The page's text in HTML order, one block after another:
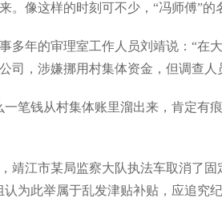
。像这样的时刻可不少，“冯师傅”的
多年的审理室工作人员刘靖说：“在
司，涉嫌挪用村集体资金，但调查
一笔钱从村集体账里溜出来，肯定有
靖江市某局监察大队执法车取消了
认为此举属于乱发津贴补贴，应追究纪